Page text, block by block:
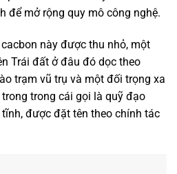
để mở rộng quy mô công nghệ.
này được thu nhỏ, một
Trái đất ở đâu đó dọc theo
trạm vũ trụ và một đối trọng xa
trong cái gọi là quỹ đạo
được đặt tên theo chính tác